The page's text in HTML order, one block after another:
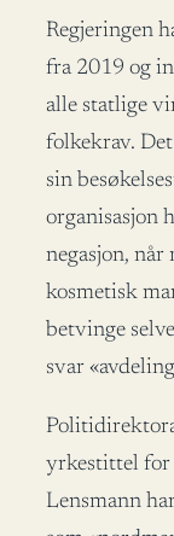
Regjeringen
fra 2019 og
alle statlige
folkekrav.
sin
organisasjon
negasjon, når
kosmetisk
betvinge
svar
yrkestittel for
Lensmann